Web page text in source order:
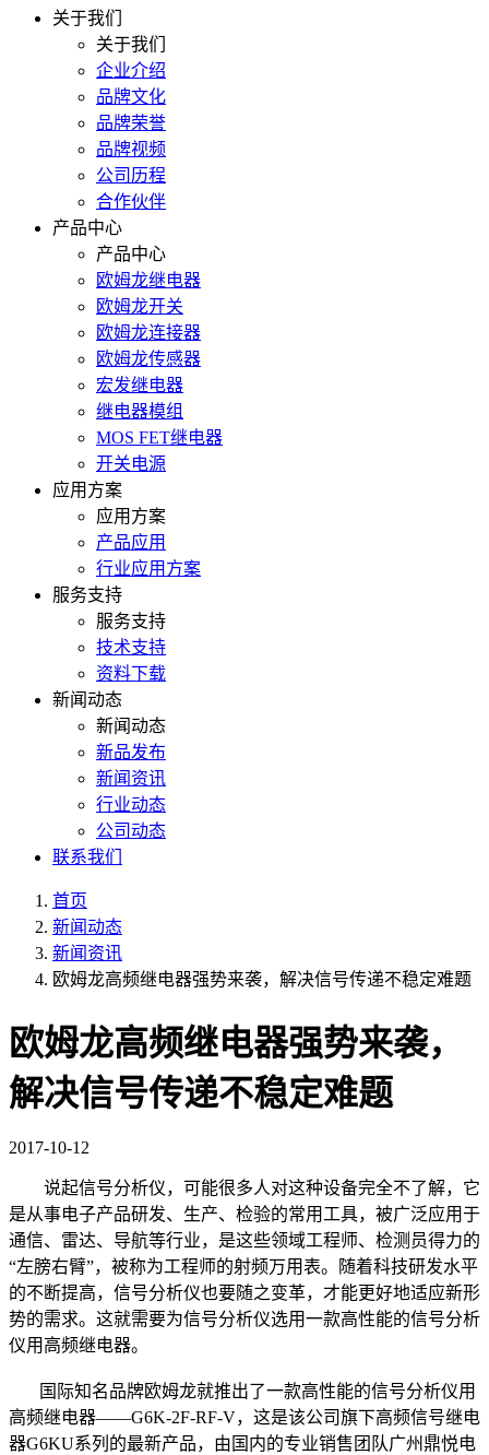
关于我们
关于我们
企业介绍
品牌文化
品牌荣誉
品牌视频
公司历程
合作伙伴
产品中心
产品中心
欧姆龙继电器
欧姆龙开关
欧姆龙连接器
欧姆龙传感器
宏发继电器
继电器模组
MOS FET继电器
开关电源
应用方案
应用方案
产品应用
行业应用方案
服务支持
服务支持
技术支持
资料下载
新闻动态
新闻动态
新品发布
新闻资讯
行业动态
公司动态
联系我们
首页
新闻动态
新闻资讯
欧姆龙高频继电器强势来袭，解决信号传递不稳定难题
欧姆龙高频继电器强势来袭，
解决信号传递不稳定难题
2017-10-12
说起信号分析仪，可能很多人对这种设备完全不了解，它
是从事电子产品研发、生产、检验的常用工具，被广泛应用于
通信、雷达、导航等行业，是这些领域工程师、检测员得力的
“左膀右臂”，被称为工程师的射频万用表。随着科技研发水平
的不断提高，信号分析仪也要随之变革，才能更好地适应新形
势的需求。这就需要为信号分析仪选用一款高性能的信号分析
仪用高频继电器。
国际知名品牌欧姆龙就推出了一款高性能的信号分析仪用
高频继电器——G6K-2F-RF-V，这是该公司旗下高频信号继电
器G6KU系列的最新产品，由国内的专业销售团队广州鼎悦电